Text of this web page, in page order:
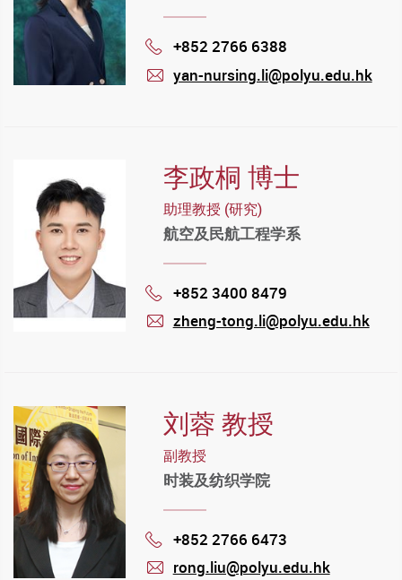
Phone
+852 2766 6388
yan-nursing.li@polyu.edu.hk
李政桐 博士
助理教授 (研究)
航空及民航工程学系
Phone
+852 3400 8479
zheng-tong.li@polyu.edu.hk
刘蓉 教授
副教授
时装及纺织学院
Phone
+852 2766 6473
rong.liu@polyu.edu.hk